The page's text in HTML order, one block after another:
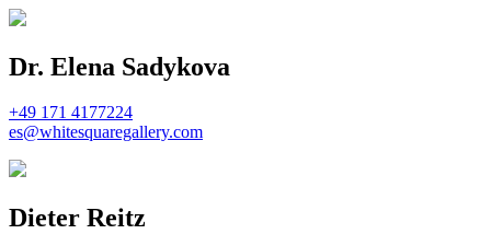
Dr. Elena Sadykova
+49 171 4177224
es@whitesquaregallery.com
Dieter Reitz